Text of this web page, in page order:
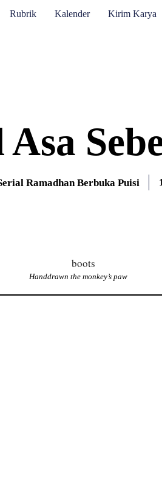
Rubrik Kalender Kirim Karya
Ramadhan Berbuka Puisi
Handdrawn the monkey’s paw